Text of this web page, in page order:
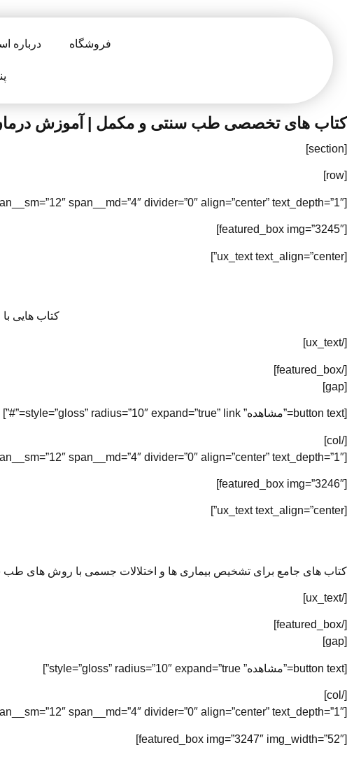
فروشگاه درباره
کتاب های تخصصی طب سنتی و مکمل | آموزش
[section]
[row]
[col span=”4″ span__sm=”12″ span__md=”4″ divider=”0″ align=”center” text_depth=”1″]
[featured_box img=”3245″]
[ux_text text_align=”center”]
کتاب هایی
[/ux_text]
[/featured_box]
[gap]
[button text=”مشاهده” style=”gloss” radius=”10″ expand=”true” link=”#”]
[/col]
[col span=”4″ span__sm=”12″ span__md=”4″ divider=”0″ align=”center” text_depth=”1″]
[featured_box img=”3246″]
[ux_text text_align=”center”]
کتاب های جامع برای تشخیص بیماری ها و اختلالات جسمی با روش های طب
[/ux_text]
[/featured_box]
[button text=”مشاهده” style=”gloss” radius=”10″ expand=”true”]
[/col]
[col span=”4″ span__sm=”12″ span__md=”4″ divider=”0″ align=”center” text_depth=”1″]
[featured_box img=”3247″ img_width=”52″]